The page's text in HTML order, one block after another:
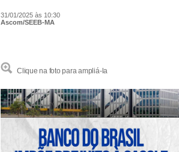
31/01/2025 às 10:30
Ascom/SEEB-MA
Clique na foto para ampliá-la